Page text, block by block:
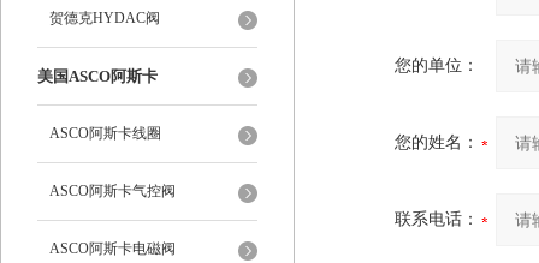
贺德克HYDAC阀
美国ASCO阿斯卡
ASCO阿斯卡线圈
ASCO阿斯卡气控阀
ASCO阿斯卡电磁阀
您的单位：
您的姓名：
联系电话：